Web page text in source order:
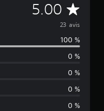
5.00 M
o
y
e
n
23 avis
100 %
0 %
0 %
0 %
0 %